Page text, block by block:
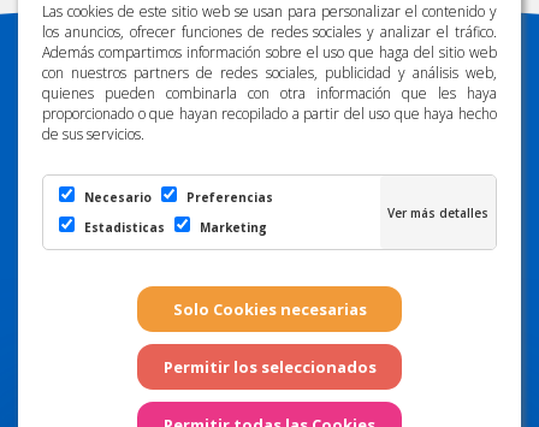
Las cookies de este sitio web se usan para personalizar el contenido y
los anuncios, ofrecer funciones de redes sociales y analizar el tráfico.
Además compartimos información sobre el uso que haga del sitio web
con nuestros partners de redes sociales, publicidad y análisis web,
quienes pueden combinarla con otra información que les haya
proporcionado o que hayan recopilado a partir del uso que haya hecho
de sus servicios.
Necesario
Preferencias
Estadisticas
Marketing
CONTÁCTENOS
info@radiomarcagrancanaria.es
928 91 48 38